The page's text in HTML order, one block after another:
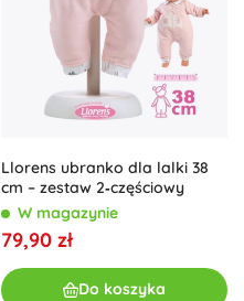
Llorens ubranko dla lalki 38
cm – zestaw 2‑częściowy
W magazynie
79,90 zł
Do koszyka